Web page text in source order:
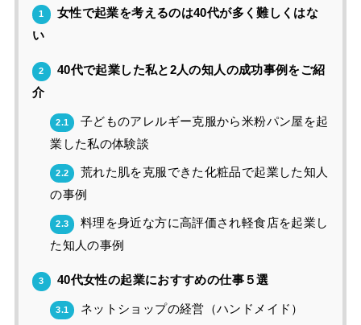
1
女性で起業を考えるのは40代が多く難しくはな
い
2
40代で起業した私と2人の知人の成功事例をご紹
介
2.1
子どものアレルギー克服から米粉パン屋を起
業した私の体験談
2.2
荒れた肌を克服できた化粧品で起業した知人
の事例
2.3
料理を身近な方に高評価され軽食店を起業し
た知人の事例
3 40代女性の起業におすすめの仕事５選
3.1 ネットショップの経営（ハンドメイド）